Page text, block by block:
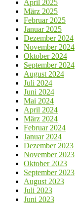
April 2025
März 2025
Februar 2025
Januar 2025
Dezember 2024
November 2024
Oktober 2024
September 2024
August 2024
Juli 2024
Juni 2024
Mai 2024
April 2024
März 2024
Februar 2024
Januar 2024
Dezember 2023
November 2023
Oktober 2023
September 2023
August 2023
Juli 2023
Juni 2023